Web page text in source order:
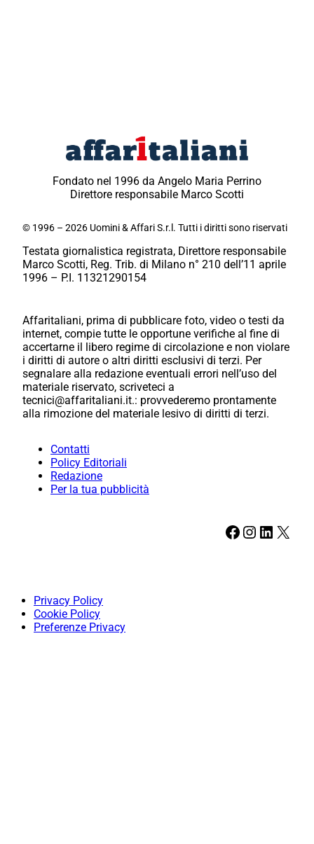
Fondato nel 1996 da Angelo Maria Perrino
Direttore responsabile Marco Scotti
© 1996 – 2026 Uomini & Affari S.r.l. Tutti i diritti sono riservati
Testata giornalistica registrata, Direttore responsabile
Marco Scotti, Reg. Trib. di Milano n° 210 dell’11 aprile
1996 – P.I. 11321290154
Affaritaliani, prima di pubblicare foto, video o testi da
internet, compie tutte le opportune verifiche al fine di
accertarne il libero regime di circolazione e non violare
i diritti di autore o altri diritti esclusivi di terzi. Per
segnalare alla redazione eventuali errori nell’uso del
materiale riservato, scriveteci a
tecnici@affaritaliani.it.: provvederemo prontamente
alla rimozione del materiale lesivo di diritti di terzi.
Contatti
Policy Editoriali
Redazione
Per la tua pubblicità
Facebook Instagram LinkedIn X
Privacy Policy
Cookie Policy
Preferenze Privacy